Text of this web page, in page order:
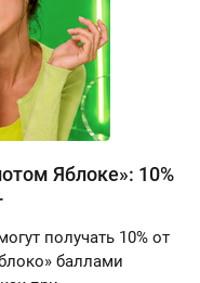
Яблоке»: 10%
получать 10% от
баллами